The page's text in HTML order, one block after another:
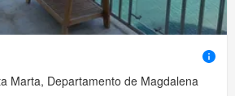
Marta, Departamento de Magdalena